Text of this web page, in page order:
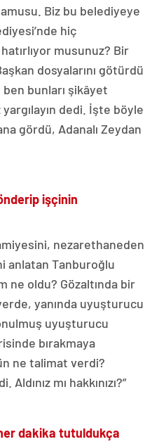
Biz bu belediyeye
hiç
musunuz? Bir
dosyalarını götürdü
ben bunları şikâyet
dedi. İşte böyle
gördü, Adanalı Zeydan
işçinin
nezarethaneden
anlatan Tanburoğlu
ne oldu? Gözaltında bir
yanında uyuşturucu
uyuşturucu
bırakmaya
ne talimat verdi?
mı hakkınızı?”
dakika tutuldukça